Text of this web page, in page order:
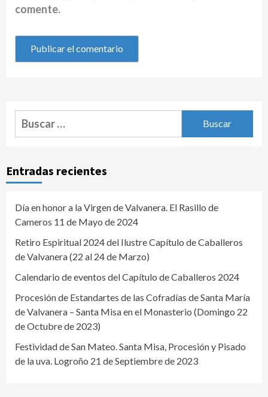
comente.
Buscar:
Entradas recientes
Día en honor a la Virgen de Valvanera. El Rasillo de
Cameros 11 de Mayo de 2024
Retiro Espiritual 2024 del Ilustre Capítulo de Caballeros
de Valvanera (22 al 24 de Marzo)
Calendario de eventos del Capítulo de Caballeros 2024
Procesión de Estandartes de las Cofradías de Santa María
de Valvanera – Santa Misa en el Monasterio (Domingo 22
de Octubre de 2023)
Festividad de San Mateo. Santa Misa, Procesión y Pisado
de la uva. Logroño 21 de Septiembre de 2023